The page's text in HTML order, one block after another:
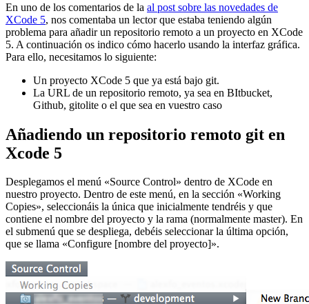
En uno de los comentarios de la al post sobre las novedades de
XCode 5, nos comentaba un lector que estaba teniendo algún
problema para añadir un repositorio remoto a un proyecto en XCode
5. A continuación os indico cómo hacerlo usando la interfaz gráfica.
Para ello, necesitamos lo siguiente:
Un proyecto XCode 5 que ya está bajo git.
La URL de un repositorio remoto, ya sea en BItbucket,
Github, gitolite o el que sea en vuestro caso
Añadiendo un repositorio remoto git en
Xcode 5
Desplegamos el menú «Source Control» dentro de XCode en
nuestro proyecto. Dentro de este menú, en la sección «Working
Copies», seleccionáis la única que inicialmente tendréis y que
contiene el nombre del proyecto y la rama (normalmente master). En
el submenú que se despliega, debéis seleccionar la última opción,
que se llama «Configure [nombre del proyecto]».